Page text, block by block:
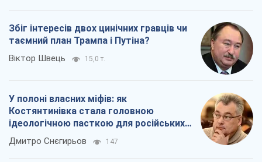
Збіг інтересів двох цинічних гравців чи
таємний план Трампа і Путіна?
Віктор Швець 15,0 т.
У полоні власних міфів: як
Костянтинівка стала головною
ідеологічною пасткою для російських
окупантів
Дмитро Снєгирьов 147